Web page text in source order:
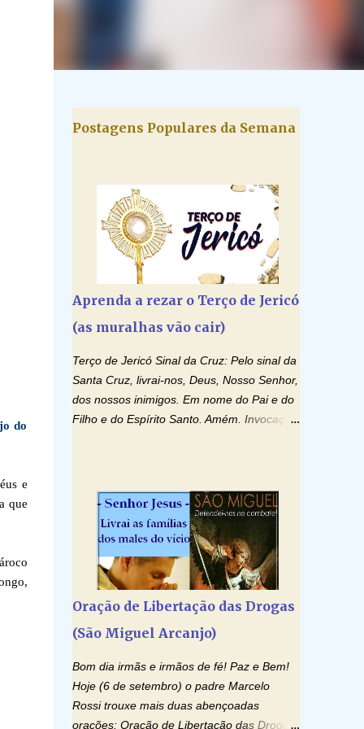
do
e
que
Postagens Populares da Semana
Aprenda a rezar o Terço de Jericó
(as muralhas vão cair)
Terço de Jericó Sinal da Cruz: Pelo sinal da
Santa Cruz, livrai-nos, Deus, Nosso Senhor,
dos nossos inimigos. Em nome do Pai e do
Filho e do Espírito Santo. Amém. Invocação
o vosso Espírito e tudo será criado. E
renovareis a face da terra. Oremos: Ó
Deus, que instruístes os corações dos
vossos fiéis com a luz do Espírito Santo,
fazei que apreciemos retamente todas as
gozemos sempre da sua consolação. Por
Cristo, Senhor Nosso. Amém. Creio: Creio
céu e da terra; e em Jesus Cristo, seu único
Filho, nosso Senhor; que foi concebido pelo
poder do Espí­rito Santo; nasceu da Virgem
Oração de Libertação das Drogas
(São Miguel Arcanjo)
Bom dia irmãs e irmãos de fé! Paz e Bem!
Hoje (6 de setembro) o padre Marcelo
Rossi trouxe mais duas abençoadas
orações: Oração de Libertação das Drogas